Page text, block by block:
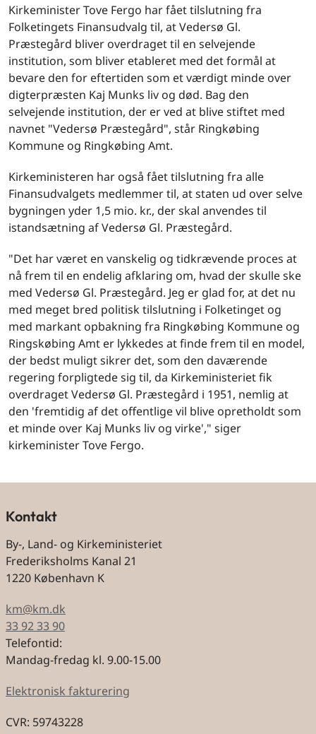
Kirkeminister Tove Fergo har fået tilslutning fra
Folketingets Finansudvalg til, at Vedersø Gl.
Præstegård bliver overdraget til en selvejende
institution, som bliver etableret med det formål at
bevare den for eftertiden som et værdigt minde over
digterpræsten Kaj Munks liv og død. Bag den
selvejende institution, der er ved at blive stiftet med
navnet "Vedersø Præstegård", står Ringkøbing
Kommune og Ringkøbing Amt.
Kirkeministeren har også fået tilslutning fra alle
Finansudvalgets medlemmer til, at staten ud over selve
bygningen yder 1,5 mio. kr., der skal anvendes til
istandsætning af Vedersø Gl. Præstegård.
"Det har været en vanskelig og tidkrævende proces at
nå frem til en endelig afklaring om, hvad der skulle ske
med Vedersø Gl. Præstegård. Jeg er glad for, at det nu
med meget bred politisk tilslutning i Folketinget og
med markant opbakning fra Ringkøbing Kommune og
Ringskøbing Amt er lykkedes at finde frem til en model,
der bedst muligt sikrer det, som den daværende
regering forpligtede sig til, da Kirkeministeriet fik
overdraget Vedersø Gl. Præstegård i 1951, nemlig at
den 'fremtidig af det offentlige vil blive opretholdt som
et minde over Kaj Munks liv og virke'," siger
kirkeminister Tove Fergo.
Kontakt
By-, Land- og Kirkeministeriet
Frederiksholms Kanal 21
1220 København K
km@km.dk
33 92 33 90
Telefontid:
Mandag-fredag kl. 9.00-15.00
Elektronisk fakturering
CVR: 59743228